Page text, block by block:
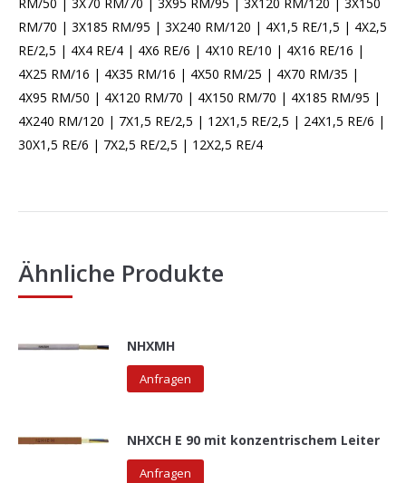
RM/70 | 3X185 RM/95 | 3X240 RM/120 | 4X1,5 RE/1,5 | 4X2,5
RE/2,5 | 4X4 RE/4 | 4X6 RE/6 | 4X10 RE/10 | 4X16 RE/16 |
4X25 RM/16 | 4X35 RM/16 | 4X50 RM/25 | 4X70 RM/35 |
4X95 RM/50 | 4X120 RM/70 | 4X150 RM/70 | 4X185 RM/95 |
4X240 RM/120 | 7X1,5 RE/2,5 | 12X1,5 RE/2,5 | 24X1,5 RE/6 |
30X1,5 RE/6 | 7X2,5 RE/2,5 | 12X2,5 RE/4
Ähnliche Produkte
NHXMH
Anfragen
NHXCH E 90 mit konzentrischem Leiter
Anfragen